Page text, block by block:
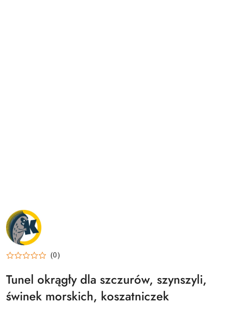
NAZWA
PRODUCENTA:
KRAINA
TUPTUSIA
(0)
Tunel okrągły dla szczurów, szynszyli,
świnek morskich, koszatniczek